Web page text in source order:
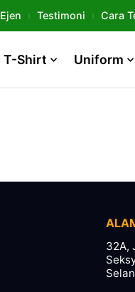
Testimoni Cara
T-Shirt Uniform
32A,